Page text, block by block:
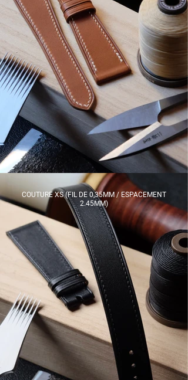
COUTURE XS (FIL DE 0,35MM / ESPACEMENT
2.45MM)​